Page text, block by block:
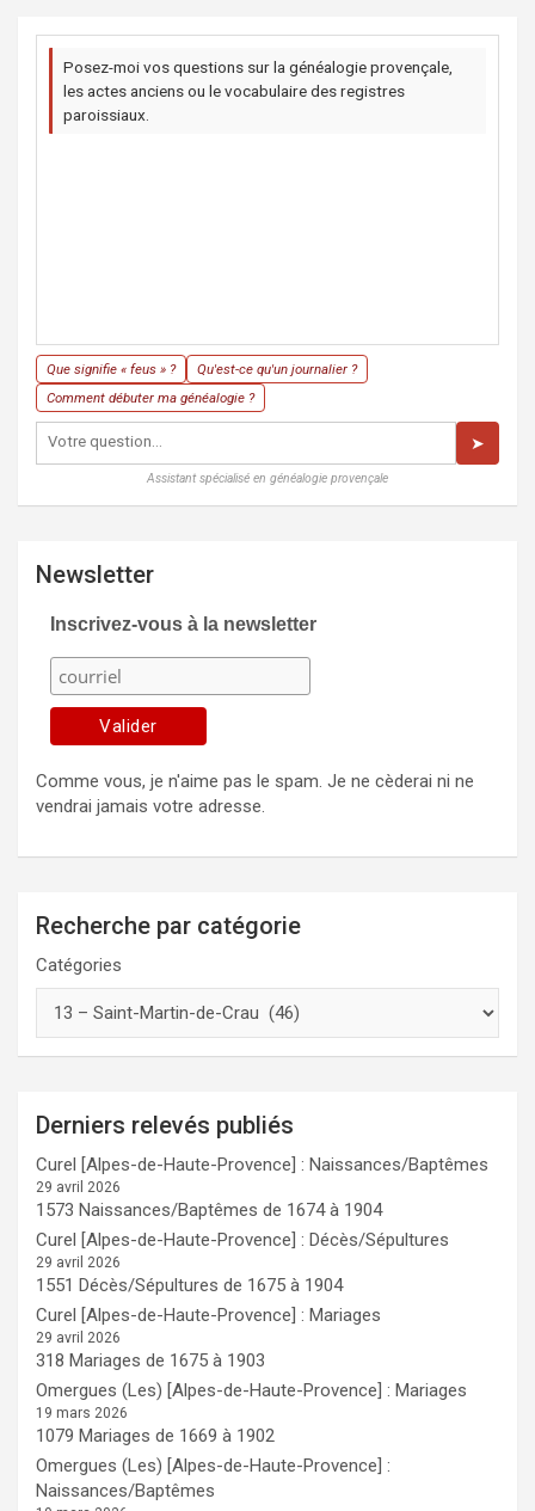
Posez-moi vos questions sur la généalogie provençale,
les actes anciens ou le vocabulaire des registres
paroissiaux.
Que signifie « feus » ?
Qu'est-ce qu'un journalier ?
Comment débuter ma généalogie ?
➤
Assistant spécialisé en généalogie provençale
Newsletter
Inscrivez-vous à la newsletter
Comme vous, je n'aime pas le spam. Je ne cèderai ni ne
vendrai jamais votre adresse.
Recherche par catégorie
Catégories
Derniers relevés publiés
Curel [Alpes-de-Haute-Provence] : Naissances/Baptêmes
29 avril 2026
1573 Naissances/Baptêmes de 1674 à 1904
Curel [Alpes-de-Haute-Provence] : Décès/Sépultures
29 avril 2026
1551 Décès/Sépultures de 1675 à 1904
Curel [Alpes-de-Haute-Provence] : Mariages
29 avril 2026
318 Mariages de 1675 à 1903
Omergues (Les) [Alpes-de-Haute-Provence] : Mariages
19 mars 2026
1079 Mariages de 1669 à 1902
Omergues (Les) [Alpes-de-Haute-Provence] :
Naissances/Baptêmes